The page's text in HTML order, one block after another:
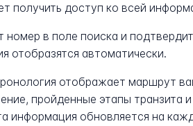
получить доступ ко всей
номер в поле поиска и
отобразятся автоматически.
отображает маршрут
пройденные этапы транзита
информация обновляется на